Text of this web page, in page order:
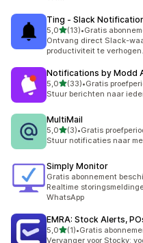
Ting ‑ Slack
5,0van 5 sterren
(13)
13 recensies in totaal
•Gratis
Ontvang direct Slack-
productiviteit te verhogen.
Notifications by Modd
5,0van 5 sterren
(33)
33 recensies in totaal
•Gratis
Stuur berichten naar
MultiMail
5,0van 5 sterren
(3)
3 recensies in totaal
•Gratis
Stuur notificaties naar
Simply Monitor
Gratis abonnement
Realtime
WhatsApp
EMRA: Stock Alerts,
5,0van 5 sterren
(1)
1 recensies in totaal
•Gratis
Vervanger voor Stocky: